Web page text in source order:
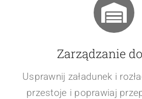
Zarządzanie
Usprawnij załadunek i
przestoje i poprawiaj